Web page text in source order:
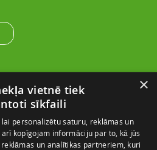
3615
×
vietnē tiek
sīkfaili
personalizētu saturu, reklāmas un
kopīgojam informāciju par to, kā jūs
un analītikas partneriem, kuri